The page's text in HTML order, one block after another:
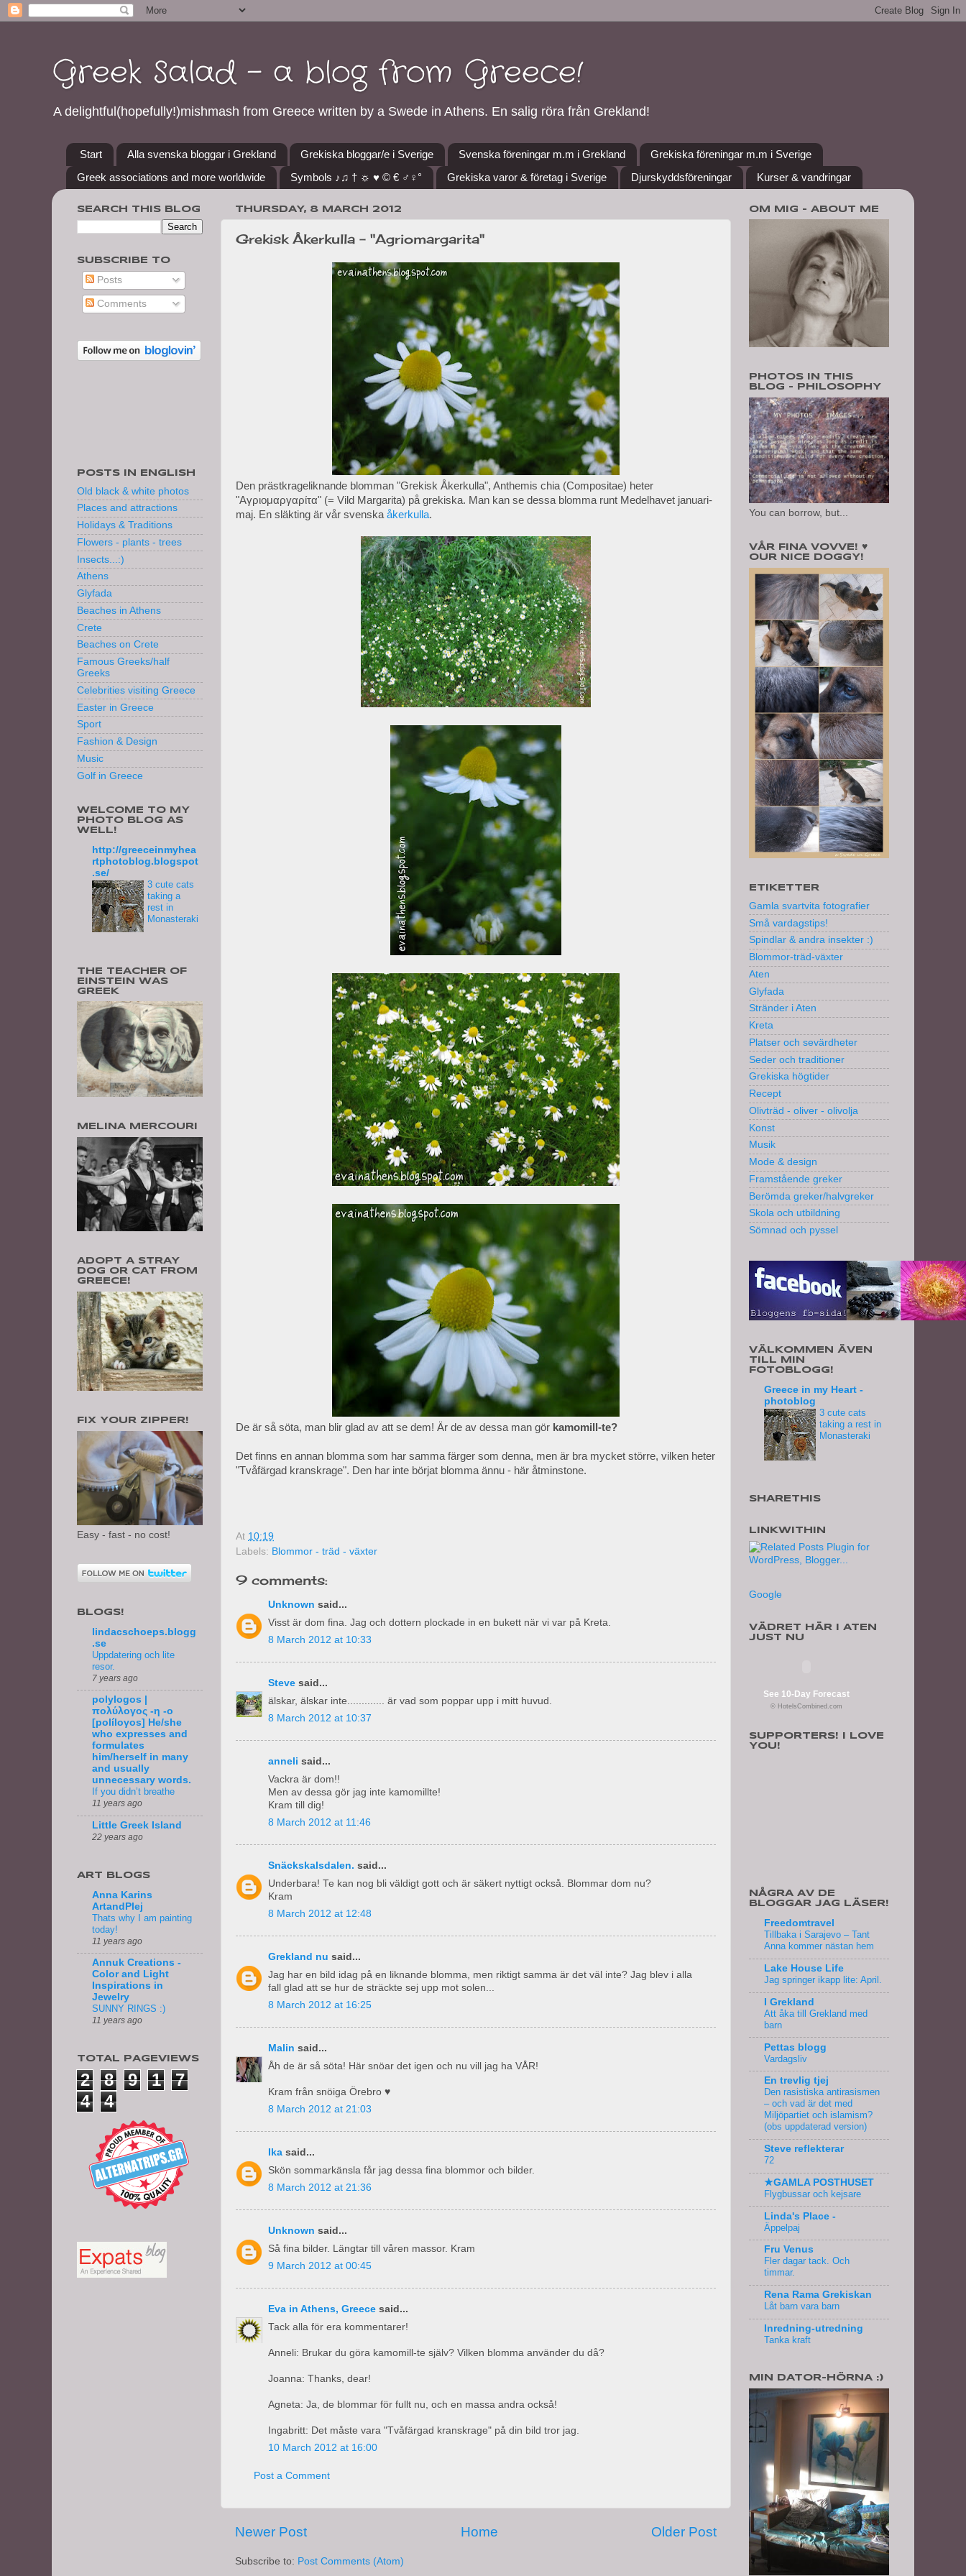
Greek Salad - a blog from Greece!
A delightful(hopefully!)mishmash from Greece written by a Swede in Athens. En salig röra från Grekland!
Start Alla svenska bloggar i Grekland Grekiska bloggar/e i Sverige Svenska föreningar m.m i Grekland
Grekiska föreningar m.m i Sverige
Greek associations and more worldwide
Symbols ♪♫ † ☼ ♥ © € ♂♀° Grekiska varor & företag i Sverige Djurskyddsföreningar Kurser & vandringar
THURSDAY, 8 MARCH 2012
Grekisk Åkerkulla - "Agriomargarita"
Den prästkrageliknande blomman "Grekisk Åkerkulla", Anthemis chia (Compositae) heter
"Αγριομαργαρίτα" (= Vild Margarita) på grekiska. Man kan se dessa blomma runt Medelhavet januari-
maj. En släkting är vår svenska åkerkulla.
De är så söta, man blir glad av att se dem! Är de av dessa man gör kamomill-te?
Det finns en annan blomma som har samma färger som denna, men är bra mycket större, vilken heter
"Tvåfärgad kranskrage". Den har inte börjat blomma ännu - här åtminstone.
At 10:19
Labels: Blommor - träd - växter
9 comments:
Unknown said...
Visst är dom fina. Jag och dottern plockade in en bukett när vi var på Kreta.
8 March 2012 at 10:33
Steve said...
älskar, älskar inte............. är vad som poppar upp i mitt huvud.
8 March 2012 at 10:37
anneli said...
Vackra är dom!!
Men av dessa gör jag inte kamomillte!
Kram till dig!
8 March 2012 at 11:46
Snäckskalsdalen. said...
Underbara! Te kan nog bli väldigt gott och är säkert nyttigt också. Blommar dom nu?
Kram
8 March 2012 at 12:48
Grekland nu said...
Jag har en bild idag på en liknande blomma, men riktigt samma är det väl inte? Jag blev i alla
fall glad att se hur de sträckte sej upp mot solen...
8 March 2012 at 16:25
Malin said...
Åh de är så söta! Här snöar det igen och nu vill jag ha VÅR!
Kram från snöiga Örebro ♥
8 March 2012 at 21:03
Ika said...
Skön sommarkänsla får jag dessa fina blommor och bilder.
8 March 2012 at 21:36
Unknown said...
Så fina bilder. Längtar till våren massor. Kram
9 March 2012 at 00:45
Eva in Athens, Greece said...
Tack alla för era kommentarer!
Anneli: Brukar du göra kamomill-te själv? Vilken blomma använder du då?
Joanna: Thanks, dear!
Agneta: Ja, de blommar för fullt nu, och en massa andra också!
Ingabritt: Det måste vara "Tvåfärgad kranskrage" på din bild tror jag.
10 March 2012 at 16:00
Post a Comment
Newer Post Older Post
Home
Subscribe to: Post Comments (Atom)
SEARCH THIS BLOG
SUBSCRIBE TO
Posts
Comments
POSTS IN ENGLISH
Old black & white photos
Places and attractions
Holidays & Traditions
Flowers - plants - trees
Insects...:)
Athens
Glyfada
Beaches in Athens
Crete
Beaches on Crete
Famous Greeks/half
Greeks
Celebrities visiting Greece
Easter in Greece
Sport
Fashion & Design
Music
Golf in Greece
WELCOME TO MY
PHOTO BLOG AS
WELL!
http://greeceinmyhea
rtphotoblog.blogspot
.se/
3 cute cats
taking a
rest in
Monasteraki
THE TEACHER OF
EINSTEIN WAS
GREEK
MELINA MERCOURI
ADOPT A STRAY
DOG OR CAT FROM
GREECE!
FIX YOUR ZIPPER!
Easy - fast - no cost!
BLOGS!
lindacschoeps.blogg
.se
Uppdatering och lite
resor.
7 years ago
polylogos |
πολύλογος -η -ο
[políloγos] He/she
who expresses and
formulates
him/herself in many
and usually
unnecessary words.
If you didn’t breathe
11 years ago
Little Greek Island
22 years ago
ART BLOGS
Anna Karins
ArtandPlej
Thats why I am painting
today!
11 years ago
Annuk Creations -
Color and Light
Inspirations in
Jewelry
SUNNY RINGS :)
11 years ago
TOTAL PAGEVIEWS
2 8 9 1
7
4
4
OM MIG - ABOUT ME
PHOTOS IN THIS
BLOG - PHILOSOPHY
You can borrow, but...
VÅR FINA VOVVE! ♥
OUR NICE DOGGY!
ETIKETTER
Gamla svartvita fotografier
Små vardagstips!
Spindlar & andra insekter :)
Blommor-träd-växter
Aten
Glyfada
Stränder i Aten
Kreta
Platser och sevärdheter
Seder och traditioner
Grekiska högtider
Recept
Olivträd - oliver - olivolja
Konst
Musik
Mode & design
Framstående greker
Berömda greker/halvgreker
Skola och utbildning
Sömnad och pyssel
VÄLKOMMEN ÄVEN
TILL MIN
FOTOBLOGG!
Greece in my Heart -
photoblog
3 cute cats
taking a rest in
Monasteraki
SHARETHIS
LINKWITHIN
Google
VÄDRET HÄR I ATEN
JUST NU
See 10-Day Forecast
© HotelsCombined.com
SUPPORTERS! I LOVE
YOU!
NÅGRA AV DE
BLOGGAR JAG LÄSER!
Freedomtravel
Tillbaka i Sarajevo – Tant
Anna kommer nästan hem
Lake House Life
Jag springer ikapp lite: April.
I Grekland
Att åka till Grekland med
barn
Pettas blogg
Vardagsliv
En trevlig tjej
Den rasistiska antirasismen
– och vad är det med
Miljöpartiet och islamism?
(obs uppdaterad version)
Steve reflekterar
72
★GAMLA POSTHUSET
Flygbussar och kejsare
Linda's Place -
Äppelpaj
Fru Venus
Fler dagar tack. Och
timmar.
Rena Rama Grekiskan
Låt barn vara barn
Inredning-utredning
Tanka kraft
MIN DATOR-HÖRNA :)